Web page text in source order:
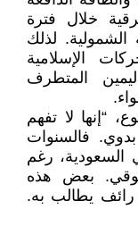
خلال فترة
لذلك
الإسلامية
المتطرف
“إنها لا تفهم
فالسنوات
السعودية، رغم
بعض هذه
رائف يطالب به.